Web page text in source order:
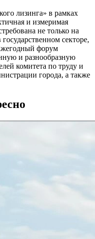
лизинга» в рамках
и измеримая
не только на
секторе,
форум
и разнообразную
комитета по труду и
города, а также